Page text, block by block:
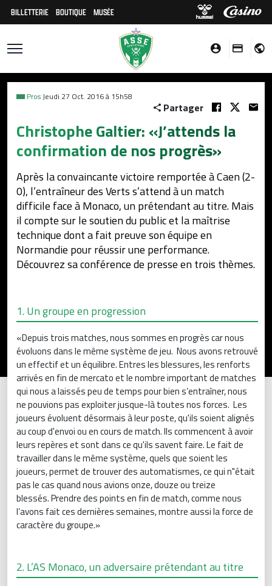
BILLETTERIE BOUTIQUE MUSÉE
ProsJeudi 27 Oct. 2016 à 15h58
Partager
Christophe Galtier: «J’attends la
confirmation de nos progrès»
Après la convaincante victoire remportée à Caen (2-
0), l’entraîneur des Verts s’attend à un match
difficile face à Monaco, un prétendant au titre. Mais
il compte sur le soutien du public et la maîtrise
technique dont a fait preuve son équipe en
Normandie pour réussir une performance.
Découvrez sa conférence de presse en trois thèmes.
1. Un groupe en progression
«Depuis trois matches, nous sommes en progrès car nous
évoluons dans le même système de jeu. Nous avons retrouvé
un effectif et un équilibre. Entres les blessures, les renforts
arrivés en fin de mercato et le nombre important de matches
qui nous a laissés peu de temps pour bien s’entraîner, nous
ne pouvions pas exploiter jusque-là toutes nos forces. Les
joueurs évoluent désormais à leur poste, qu'ils soient alignés
au coup d'envoi ou en cours de match. Ils commencent à avoir
leurs repères et sont dans ce qu'ils savent faire. Le fait de
travailler dans le même système, quels que soient les
joueurs, permet de trouver des automatismes, ce qui n"était
pas le cas quand nous avions onze, douze ou treize
blessés. Prendre des points en fin de match, comme nous
l’avons fait ces dernières semaines, montre aussi la force de
caractère du groupe.»
2. L’AS Monaco, un adversaire prétendant au titre